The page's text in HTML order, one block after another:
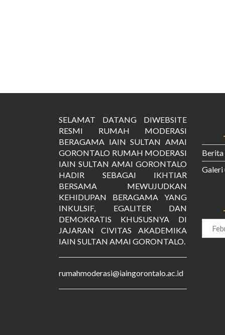
SELAMAT DATANG DIWEBSITE
RESMI RUMAH MODERASI
BERAGAMA IAIN SULTAN AMAI
GORONTALO RUMAH MODERASI
IAIN SULTAN AMAI GORONTALO
HADIR SEBAGAI IKHTIAR
BERSAMA MEWUJUDKAN
KEHIDUPAN BERAGAMA YANG
INKULSIF, EGALITER DAN
DEMOKRATIS KHUSUSNYA DI
JAJARAN CIVITAS AKADEMIKA
IAIN SULTAN AMAI GORONTALO.
rumahmoderasi@iaingorontalo.ac.id
Berita
Galeri
Arsip